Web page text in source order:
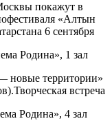
покажут в
«Алтын
6 сентября
Родина», 1 зал
новые территории»
встреча
Родина», 4 зал